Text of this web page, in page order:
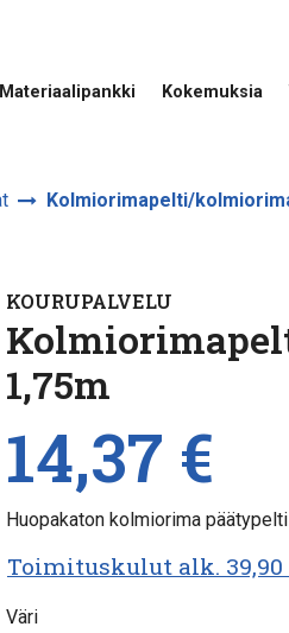
Materiaalipankki Kokemuksia
Kolmiorimapelti/
KOURUPALVELU
1,75m
14,37 €
Huopakaton kolmiorima päätypelti
Toimituskulut alk. 39,90
Väri